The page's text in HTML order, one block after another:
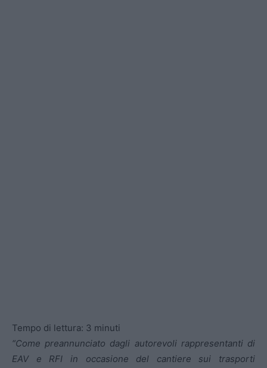
Tempo di lettura: 3 minuti
“Come preannunciato dagli autorevoli rappresentanti di
EAV e RFI in occasione del cantiere sui trasporti